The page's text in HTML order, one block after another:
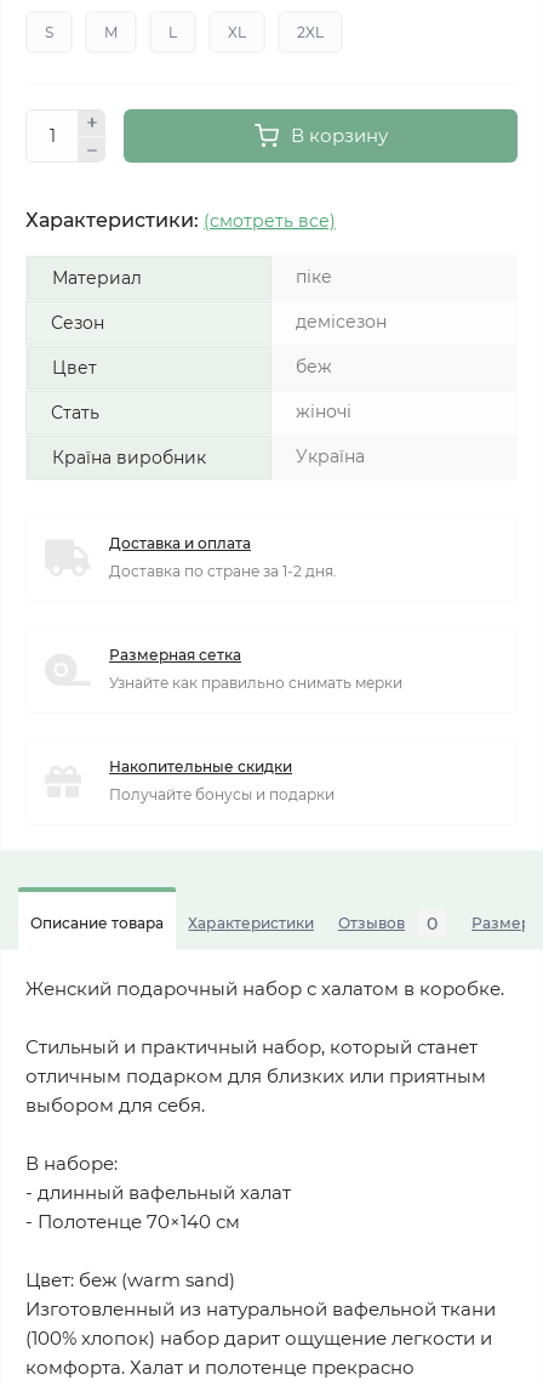
S M L XL 2XL
В корзину
Характеристики: (смотреть все)
Материал піке
Сезон демісезон
Цвет беж
Стать жіночі
Країна виробник Україна
Доставка и оплата
Доставка по стране за 1-2 дня.
Размерная сетка
Узнайте как правильно снимать мерки
Накопительные скидки
Получайте бонусы и подарки
Описание товара Характеристики Отзывов 0
Женский подарочный набор с халатом в коробке.
Стильный и практичный набор, который станет
отличным подарком для близких или приятным
выбором для себя.
В наборе:
- длинный вафельный халат
- Полотенце 70×140 см
Цвет: беж (warm sand)
Изготовленный из натуральной вафельной ткани
(100% хлопок) набор дарит ощущение легкости и
комфорта. Халат и полотенце прекрасно